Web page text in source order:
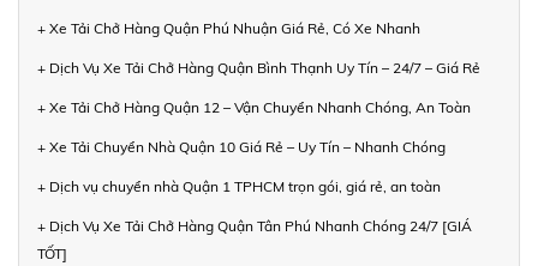
+ Xe Tải Chở Hàng Quận Phú Nhuận Giá Rẻ, Có Xe Nhanh
+ Dịch Vụ Xe Tải Chở Hàng Quận Bình Thạnh Uy Tín – 24/7 – Giá Rẻ
+ Xe Tải Chở Hàng Quận 12 – Vận Chuyển Nhanh Chóng, An Toàn
+ Xe Tải Chuyển Nhà Quận 10 Giá Rẻ – Uy Tín – Nhanh Chóng
+ Dịch vụ chuyển nhà Quận 1 TPHCM trọn gói, giá rẻ, an toàn
+ Dịch Vụ Xe Tải Chở Hàng Quận Tân Phú Nhanh Chóng 24/7 [GIÁ
TỐT]